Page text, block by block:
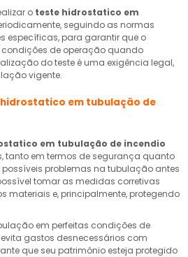
o teste hidrostatico em
seguindo as normas
específicas, para garantir que o
condições de operação quando
do teste é uma exigência legal,
vigente.
em tubulação de
em tubulação de incendio
tanto em termos de segurança quanto
problemas na tubulação antes
tomar as medidas corretivas
materiais e, principalmente, protegendo
em perfeitas condições de
gastos desnecessários com
que seu patrimônio esteja protegido